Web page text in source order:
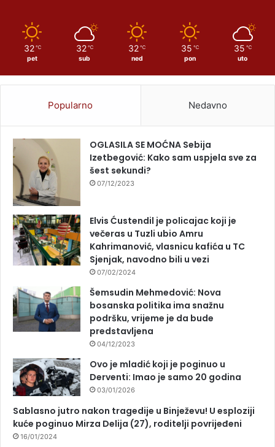
32 ℃
pet
32 ℃
sub
32 ℃
ned
35 ℃
pon
35 ℃
uto
Popularno Nedavno
OGLASILA SE MOĆNA Sebija
Izetbegović: Kako sam uspjela sve za
šest sekundi?
07/12/2023
Elvis Ćustendil je policajac koji je
večeras u Tuzli ubio Amru
Kahrimanović, vlasnicu kafića u TC
Sjenjak, navodno bili u vezi
07/02/2024
Šemsudin Mehmedović: Nova
bosanska politika ima snažnu
podršku, vrijeme je da bude
predstavljena
04/12/2023
Ovo je mladić koji je poginuo u
Derventi: Imao je samo 20 godina
03/01/2026
Sablasno jutro nakon tragedije u Binježevu! U esploziji
kuće poginuo Mirza Delija (27), roditelji povrijeđeni
16/01/2024